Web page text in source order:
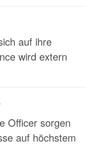
auf ihre
wird extern
Officer sorgen
auf höchstem